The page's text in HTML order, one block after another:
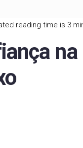
reading time is 3